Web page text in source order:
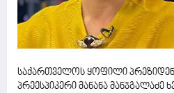
საქართველოს ყოფილი
პრეესპიკერი მანანა მანჯგალაძე